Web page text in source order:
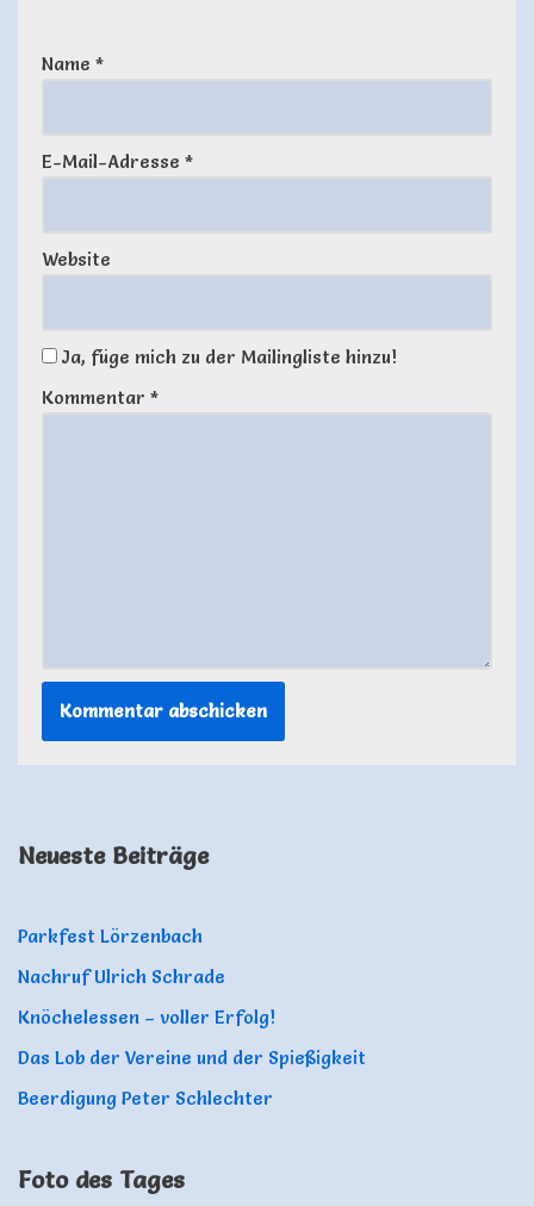
Name *
E-Mail-Adresse *
Website
Ja, füge mich zu der Mailingliste hinzu!
Kommentar *
Neueste Beiträge
Parkfest Lörzenbach
Nachruf Ulrich Schrade
Knöchelessen – voller Erfolg!
Das Lob der Vereine und der Spießigkeit
Beerdigung Peter Schlechter
Foto des Tages